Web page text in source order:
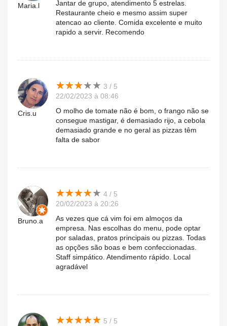
Maria.l
Jantar de grupo, atendimento 5 estrelas.
Restaurante cheio e mesmo assim super
atencao ao cliente. Comida excelente e muito
rapido a servir. Recomendo
Cris.u
★★★★★
★★★★★ 3 / 5
22/02/2023 à 08:46
O molho de tomate não é bom, o frango não se
consegue mastigar, é demasiado rijo, a cebola
demasiado grande e no geral as pizzas têm
falta de sabor
Bruno.a
★★★★★
★★★★★ 4 / 5
20/02/2023 à 20:26
As vezes que cá vim foi em almoços da
empresa. Nas escolhas do menu, pode optar
por saladas, pratos principais ou pizzas. Todas
as opções são boas e bem confeccionadas.
Staff simpático. Atendimento rápido. Local
agradável
★★★★★
★★★★★ 5 / 5